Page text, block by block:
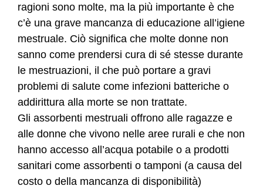
ragioni sono molte, ma la più importante è che
c’è una grave mancanza di educazione all’igiene
mestruale. Ciò significa che molte donne non
sanno come prendersi cura di sé stesse durante
le mestruazioni, il che può portare a gravi
problemi di salute come infezioni batteriche o
addirittura alla morte se non trattate.
Gli assorbenti mestruali offrono alle ragazze e
alle donne che vivono nelle aree rurali e che non
hanno accesso all’acqua potabile o a prodotti
sanitari come assorbenti o tamponi (a causa del
costo o della mancanza di disponibilità)